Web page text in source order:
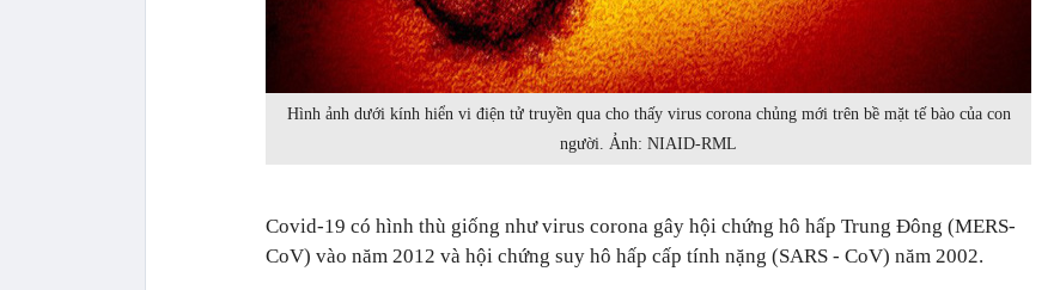
Hình ảnh dưới kính hiển vi điện tử truyền qua cho thấy virus corona chủng mới trên bề mặt tế bào của con
người. Ảnh: NIAID-RML
Covid-19 có hình thù giống như virus corona gây hội chứng hô hấp Trung Đông (MERS-
CoV) vào năm 2012 và hội chứng suy hô hấp cấp tính nặng (SARS - CoV) năm 2002.